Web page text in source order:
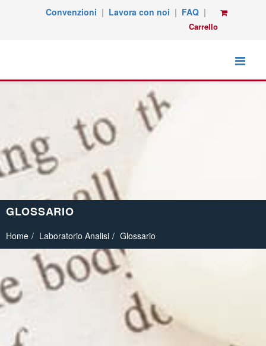
Convenzioni | Lavora con noi | FAQ |
Carrello
GLOSSARIO
Home Laboratorio Analisi Glossario